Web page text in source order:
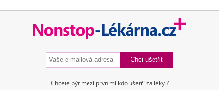
Chcete být mezi prvními kdo ušetří za léky ?